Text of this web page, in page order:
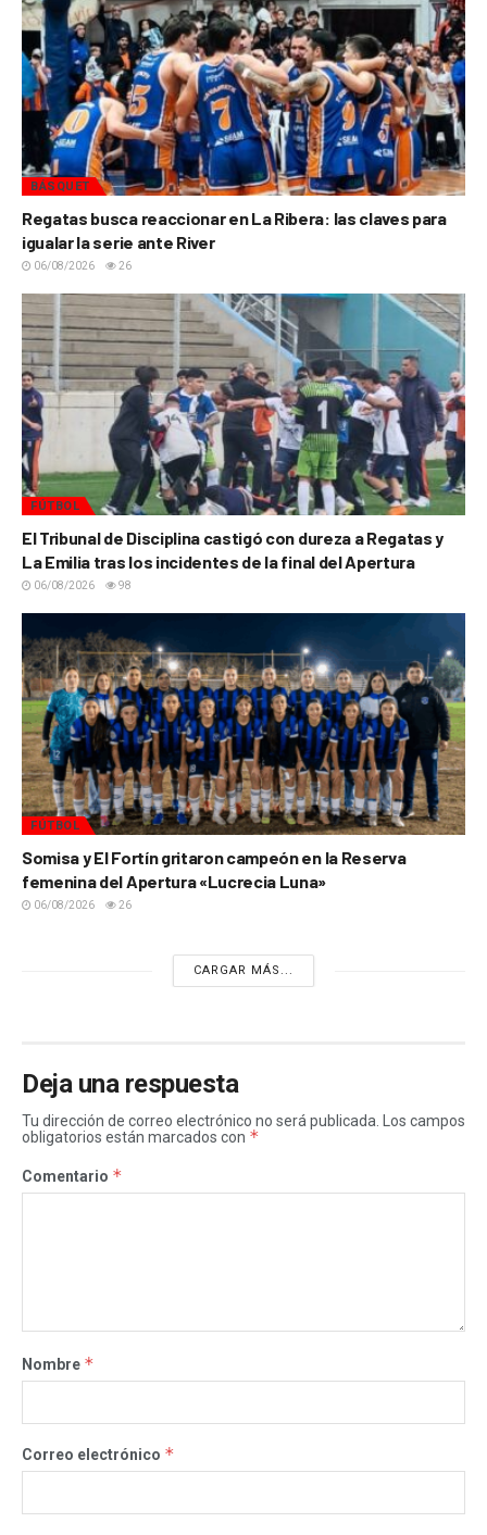
BÁSQUET
Regatas busca reaccionar en La Ribera: las claves para
igualar la serie ante River
06/08/2026 26
FÚTBOL
El Tribunal de Disciplina castigó con dureza a Regatas y
La Emilia tras los incidentes de la final del Apertura
06/08/2026 98
FÚTBOL
Somisa y El Fortín gritaron campeón en la Reserva
femenina del Apertura «Lucrecia Luna»
06/08/2026 26
CARGAR MÁS...
Deja una respuesta
Tu dirección de correo electrónico no será publicada. Los campos
obligatorios están marcados con *
Comentario *
Nombre *
Correo electrónico *